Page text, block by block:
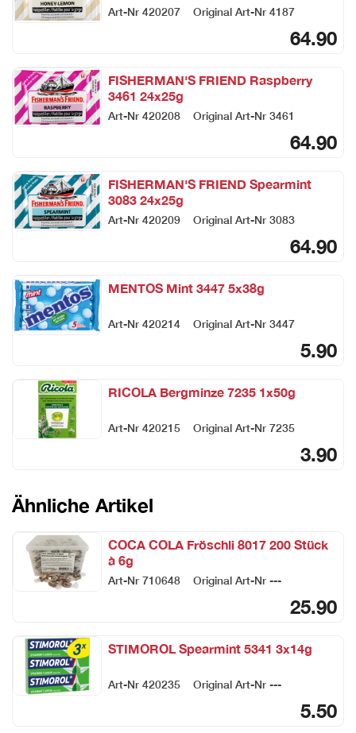
Art-Nr 420207 Original Art-Nr 4187
64.90
FISHERMAN'S FRIEND Raspberry
3461 24x25g
Art-Nr 420208 Original Art-Nr 3461
64.90
FISHERMAN'S FRIEND Spearmint
3083 24x25g
Art-Nr 420209 Original Art-Nr 3083
64.90
MENTOS Mint 3447 5x38g
Art-Nr 420214 Original Art-Nr 3447
5.90
RICOLA Bergminze 7235 1x50g
Art-Nr 420215 Original Art-Nr 7235
3.90
Ähnliche Artikel
COCA COLA Fröschli 8017 200 Stück
à 6g
Art-Nr 710648 Original Art-Nr ---
25.90
STIMOROL Spearmint 5341 3x14g
Art-Nr 420235 Original Art-Nr ---
5.50